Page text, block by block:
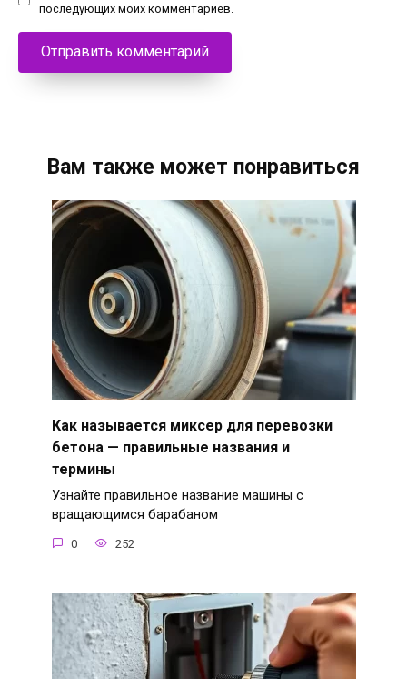
последующих моих комментариев.
Вам также может понравиться
Как называется миксер для перевозки
бетона — правильные названия и
термины
Узнайте правильное название машины с
вращающимся барабаном
0 252